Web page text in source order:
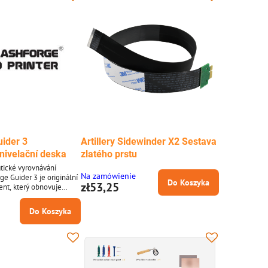
skládací design zajišťuje snadné skladování
3
deska
vyrovnávání
Guider 3 je originální
který obnovuje
funkci
podložky vaší tiskárny.
vrstvy a konzistentní
tiskové ploše.
plnou kompatibilitu,
Do Koszyka
Artillery Sidewinder X2 Sestava
zlatého prstu
Na zamówienie
zł53,25 Do Koszyka